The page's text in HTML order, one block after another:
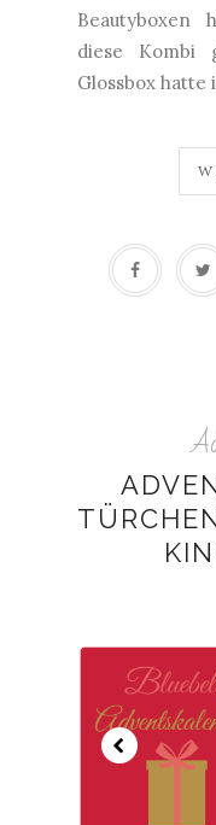
Beautyboxen
diese Kombi
Glossbox hatte